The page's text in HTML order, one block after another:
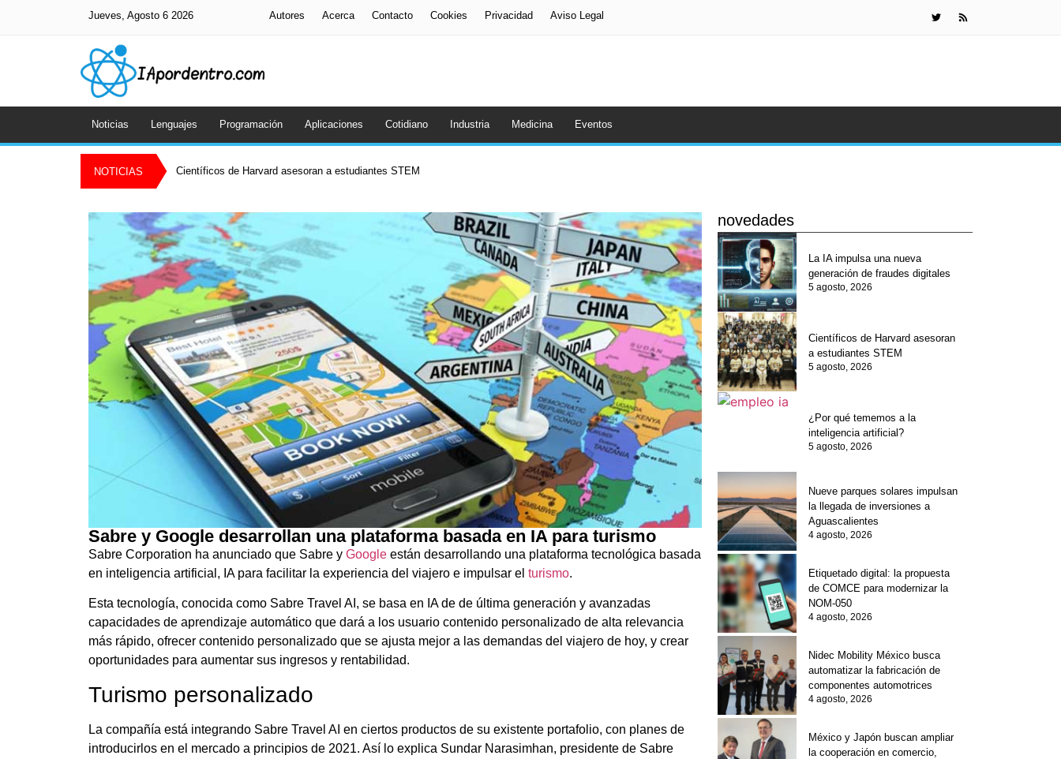
Jueves, Agosto 6 2026 Autores Acerca Contacto Cookies Privacidad Aviso Legal
Noticias Lenguajes Programación Aplicaciones Cotidiano Industria Medicina Eventos
NOTICIAS Científicos de Harvard asesoran a estudiantes STEM
Sabre y Google desarrollan una plataforma basada en IA para turismo
Sabre Corporation ha anunciado que Sabre y Google están desarrollando una plataforma tecnológica basada
en inteligencia artificial, IA para facilitar la experiencia del viajero e impulsar el turismo.
Esta tecnología, conocida como Sabre Travel AI, se basa en IA de de última generación y avanzadas
capacidades de aprendizaje automático que dará a los usuario contenido personalizado de alta relevancia
más rápido, ofrecer contenido personalizado que se ajusta mejor a las demandas del viajero de hoy, y crear
oportunidades para aumentar sus ingresos y rentabilidad.
Turismo personalizado
La compañía está integrando Sabre Travel AI en ciertos productos de su existente portafolio, con planes de
introducirlos en el mercado a principios de 2021. Así lo explica Sundar Narasimhan, presidente de Sabre
novedades
La IA impulsa una nueva
generación de fraudes digitales
5 agosto, 2026
Científicos de Harvard asesoran
a estudiantes STEM
5 agosto, 2026
¿Por qué tememos a la
inteligencia artificial?
5 agosto, 2026
Nueve parques solares impulsan
la llegada de inversiones a
Aguascalientes
4 agosto, 2026
Etiquetado digital: la propuesta
de COMCE para modernizar la
NOM-050
4 agosto, 2026
Nidec Mobility México busca
automatizar la fabricación de
componentes automotrices
4 agosto, 2026
México y Japón buscan ampliar
la cooperación en comercio,